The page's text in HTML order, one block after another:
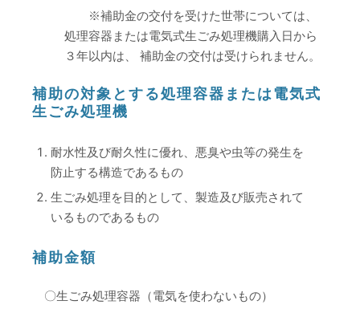
※補助金の交付を受けた世帯については、
処理容器または電気式生ごみ処理機購入日から
３年以内は、 補助金の交付は受けられません。
補助の対象とする処理容器または電気式
生ごみ処理機
耐水性及び耐久性に優れ、悪臭や虫等の発生を
防止する構造であるもの
生ごみ処理を目的として、製造及び販売されて
いるものであるもの
補助金額
〇生ごみ処理容器（電気を使わないもの）